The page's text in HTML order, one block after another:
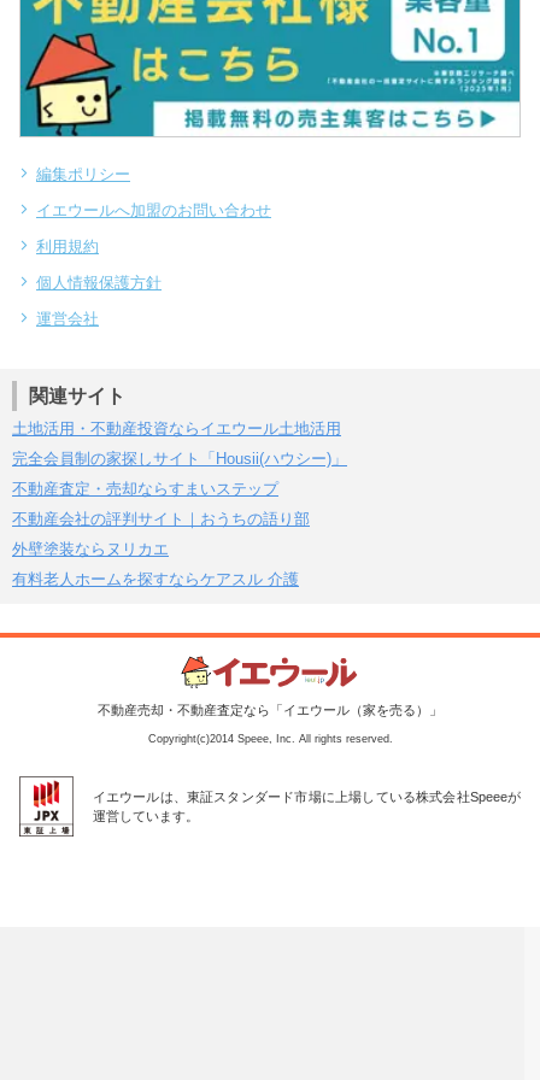
編集ポリシー
イエウールへ加盟のお問い合わせ
利用規約
個人情報保護方針
運営会社
関連サイト
土地活用・不動産投資ならイエウール土地活用
完全会員制の家探しサイト「Housii(ハウシー)」
不動産査定・売却ならすまいステップ
不動産会社の評判サイト｜おうちの語り部
外壁塗装ならヌリカエ
有料老人ホームを探すならケアスル 介護
不動産売却・不動産査定なら「イエウール（家を売る）」
Copyright(c)2014 Speee, Inc. All rights reserved.
イエウールは、東証スタンダード市場に上場している株式会社Speeeが
運営しています。